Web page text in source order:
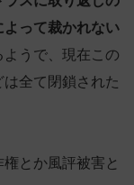
って裁かれない
ようで、現在この
全て閉鎖された
とか風評被害と